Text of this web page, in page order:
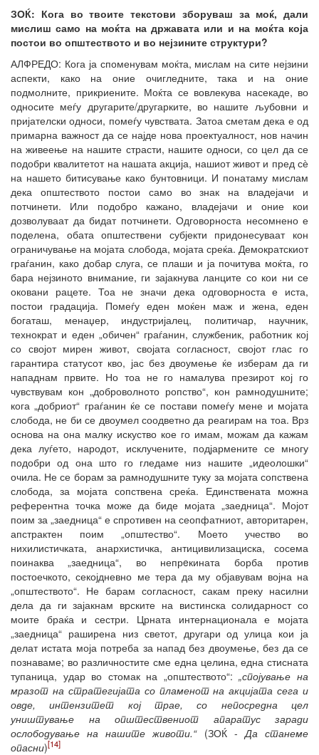
ЗОЌ: Кога во твоите текстови зборуваш за моќ, дали
мислиш само на моќта на државата или и на моќта која
постои во општеството и во нејзините структури?
АЛФРЕДО: Кога ја споменувам моќта, мислам на сите нејзини
аспекти, како на оние очигледните, така и на оние
подмолните, прикриените. Моќта се вовлекува насекаде, во
односите меѓу другарите/другарките, во нашите љубовни и
пријателски односи, помеѓу чувствата. Затоа сметам дека е од
примарна важност да се најде нова проектуалност, нов начин
на живеење на нашите страсти, нашите односи, со цел да се
подобри квалитетот на нашата акција, нашиот живот и пред сѐ
на нашето битисување како бунтовници. И понатаму мислам
дека општеството постои само во знак на владејачи и
потчинети. Или подобро кажано, владејачи и оние кои
дозволуваат да бидат потчинети. Одговорноста несомнено е
поделена, обата општествени субјекти придонесуваат кон
ограничување на мојата слобода, мојата среќа. Демократскиот
граѓанин, како добар слуга, се плаши и ја почитува моќта, го
бара нејзиното внимание, ги зајакнува ланците со кои ни се
оковани рацете. Тоа не значи дека одговорноста е иста,
постои градација. Помеѓу еден моќен маж и жена, еден
богаташ, менаџер, индустријалец, политичар, научник,
технократ и еден „обичен“ граѓанин, службеник, работник кој
со својот мирен живот, својата согласност, својот глас го
гарантира статусот кво, јас без двоумење ќе изберам да ги
нападнам првите. Но тоа не го намалува презирот кој го
чувствувам кон „доброволното ропство“, кон рамнодушните;
кога „добриот“ граѓанин ќе се постави помеѓу мене и мојата
слобода, не би се двоумел соодветно да реагирам на тоа. Врз
основа на она малку искуство кое го имам, можам да кажам
дека луѓето, народот, исклучените, подјармените се многу
подобри од она што го гледаме низ нашите „идеолошки“
очила. Не се борам за рамнодушните туку за мојата сопствена
слобода, за мојата сопствена среќа. Единствената можна
референтна точка може да биде мојата „заедница“. Мојот
поим за „заедница“ е спротивен на сеопфатниот, авторитарен,
апстрактен поим „општество“. Моето учество во
нихилистичката, анархистичка, антицивилизациска, сосема
поинаква „заедница“, во непрeкината борба против
постоечкото, секојдневно ме тера да му објавувам војна на
„општеството“. Не барам согласност, сакам преку насилни
дела да ги зајакнам врските на вистинска солидарност со
моите браќа и сестри. Црната интернационала е мојата
„заедница“ раширена низ светот, другари од улица кои ја
делат истата моја потреба за напад без двоумење, без да се
познаваме; во различностите сме една целина, една стисната
тупаница, удар во стомак на „општеството“:„спојување на
мразот на стратегијата со пламенот на акцијата сега и
овде, интензитет кој трае, со непосредна цел
уништување на општествениот апаратус заради
ослободување на нашите животи.“(ЗОЌ - Да станеме
опасни)[14]